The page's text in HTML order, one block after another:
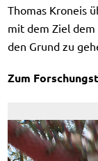
Thomas Kroneis
mit dem Ziel
den Grund zu
Zum